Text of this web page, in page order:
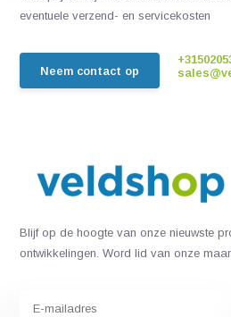
eventuele verzend- en servicekosten
Neem contact op
Blijf op de hoogte van onze nieuwste
ontwikkelingen. Word lid van onze